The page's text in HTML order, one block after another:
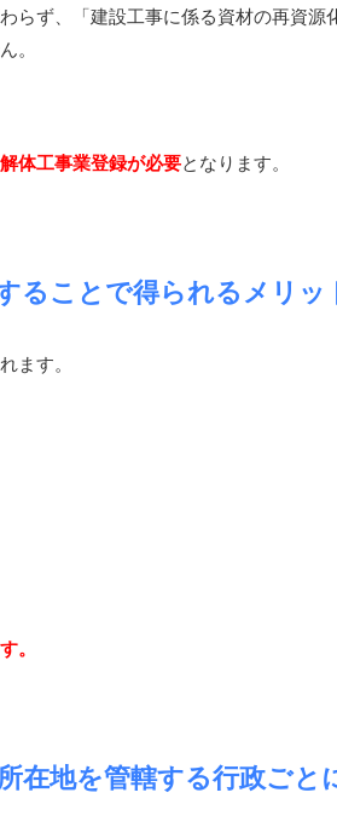
らず、「建設工事に係る資材の再資
。
体工事業登録が必要となります。
ることで得られるメリッ
ます。
。
在地を管轄する行政ごと